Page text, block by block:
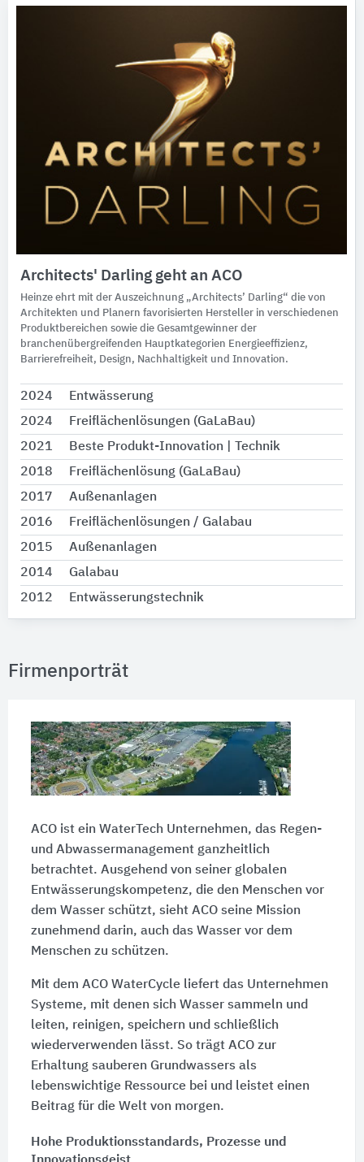
Architects' Darling geht an ACO
Heinze ehrt mit der Auszeichnung „Architects’ Darling“ die von
Architekten und Planern favorisierten Hersteller in verschiedenen
Produktbereichen sowie die Gesamtgewinner der
branchenübergreifenden Hauptkategorien Energieeffizienz,
Barrierefreiheit, Design, Nachhaltigkeit und Innovation.
2024
Entwässerung
2024
Freiflächenlösungen (GaLaBau)
2021
Beste Produkt-Innovation | Technik
2018
Freiflächenlösung (GaLaBau)
2017
Außenanlagen
2016
Freiflächenlösungen / Galabau
2015
Außenanlagen
2014
Galabau
2012
Entwässerungstechnik
Firmenporträt
ACO ist ein WaterTech Unternehmen, das Regen-
und Abwassermanagement ganzheitlich
betrachtet. Ausgehend von seiner globalen
Entwässerungskompetenz, die den Menschen vor
dem Wasser schützt, sieht ACO seine Mission
zunehmend darin, auch das Wasser vor dem
Menschen zu schützen.
Mit dem ACO WaterCycle liefert das Unternehmen
Systeme, mit denen sich Wasser sammeln und
leiten, reinigen, speichern und schließlich
wiederverwenden lässt. So trägt ACO zur
Erhaltung sauberen Grundwassers als
lebenswichtige Ressource bei und leistet einen
Beitrag für die Welt von morgen.
Hohe Produktionsstandards, Prozesse und